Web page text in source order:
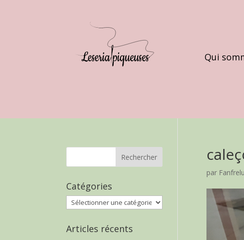
Qui
par
Catégories
Catégories
Articles récents